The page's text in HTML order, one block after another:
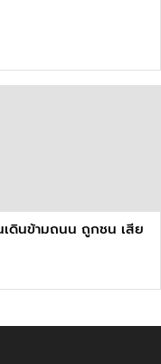
ดินข้ามถนน ถูกชน เสีย